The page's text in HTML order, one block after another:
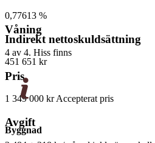
Våning
4 av 4. Hiss finns
Pris
1 349 000 kr Accepterat pris
Avgift
0,77613 %
Indirekt nettoskuldsättning
451 651 kr
Byggnad